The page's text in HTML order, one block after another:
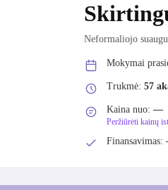
Neformaliojo
Mokymai
Trukmė: 57
Kaina nuo: —
Peržiūrėti kainų
Finansavimas: